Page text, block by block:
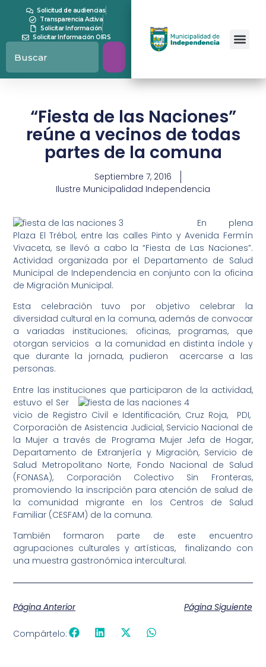
Solicitud de audiencias
Transparencia Activa
Solicitar Información
Solicitar Información OIRS
“Fiesta de las Naciones”
reúne a vecinos de todas
partes de la comuna
Septiembre 7, 2016
Ilustre Municipalidad Independencia
En plena
Plaza El Trébol, entre las calles Pinto y Avenida Fermín
Vivaceta, se llevó a cabo la “Fiesta de Las Naciones”.
Actividad organizada por el Departamento de Salud
Municipal de Independencia en conjunto con la oficina
de Migración Municipal.
Esta celebración tuvo por objetivo celebrar la
diversidad cultural en la comuna, además de convocar
a variadas instituciones; oficinas, programas, que
otorgan servicios a la comunidad en distinta índole y
que durante la jornada, pudieron acercarse a las
personas.
Entre las instituciones que participaron de la actividad,
estuvo el Ser
vicio de Registro Civil e Identificación, Cruz Roja, PDI,
Corporación de Asistencia Judicial, Servicio Nacional de
la Mujer a través de Programa Mujer Jefa de Hogar,
Departamento de Extranjería y Migración, Servicio de
Salud Metropolitano Norte, Fondo Nacional de Salud
(FONASA), Corporación Colectivo Sin Fronteras,
promoviendo la inscripción para atención de salud de
la comunidad migrante en los Centros de Salud
Familiar (CESFAM) de la comuna.
También formaron parte de este encuentro
agrupaciones culturales y artísticas, finalizando con
una muestra gastronómica intercultural.
Página Anterior Página Siguiente
Compártelo: